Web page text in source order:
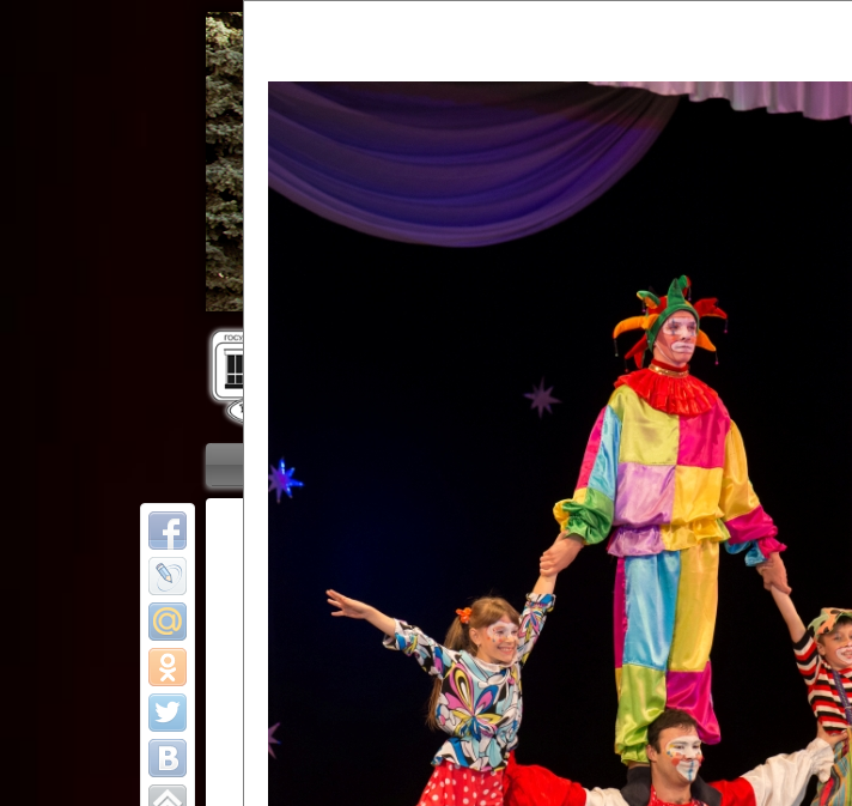
Государственный
Дворец
Главная Новости
ОТЧЕТЫ ГКЦ
Финал Республиканского фестиваля
цирковых коллективов "Созвездие
Приднестровского цирка"
Участники фестиваля:
Образцовый эстрадно-цирковой коллектив «Ровесник» Дом
Протягайловка, г. Бендеры , руководитель Рогожинер Светлана